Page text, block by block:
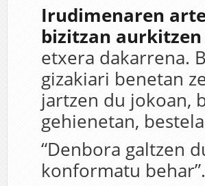
Irudimenaren
bizitzan aurkitzen
etxera dakarrena.
gizakiari benetan
jartzen du jokoan,
gehienetan,
“Denbora galtzen
konformatu behar”.